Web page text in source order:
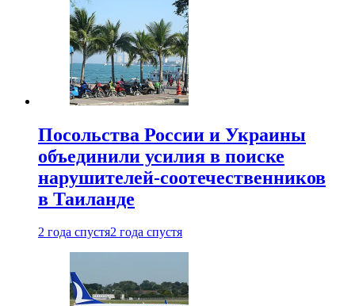
Посольства России и Украины
объединили усилия в поиске
нарушителей-соотечественников
в Таиланде
2 года спустя2 года спустя